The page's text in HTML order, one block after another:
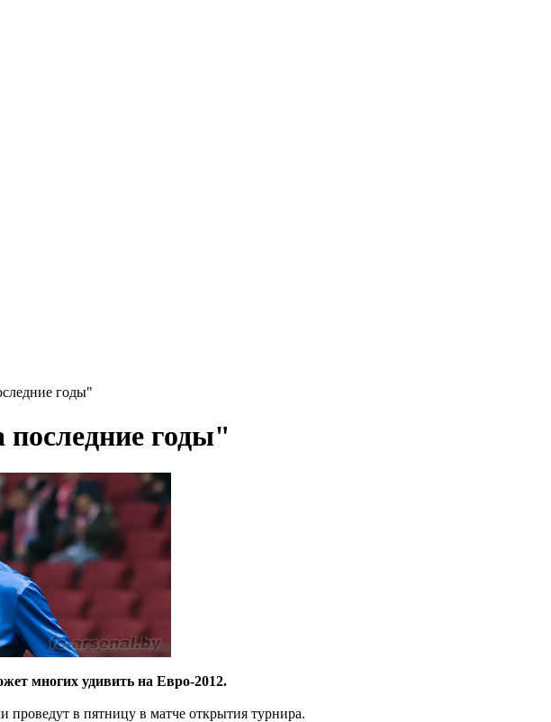
годы"
годы"
многих удивить на Евро-2012.
в пятницу в матче открытия турнира.